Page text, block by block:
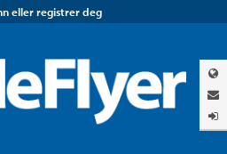
eller registrer deg